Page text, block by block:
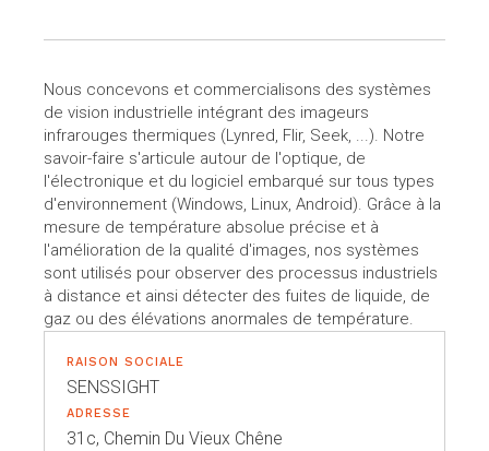
Nous concevons et commercialisons des systèmes
de vision industrielle intégrant des imageurs
infrarouges thermiques (Lynred, Flir, Seek, ...). Notre
savoir-faire s'articule autour de l'optique, de
l'électronique et du logiciel embarqué sur tous types
d'environnement (Windows, Linux, Android). Grâce à la
mesure de température absolue précise et à
l'amélioration de la qualité d'images, nos systèmes
sont utilisés pour observer des processus industriels
à distance et ainsi détecter des fuites de liquide, de
gaz ou des élévations anormales de température.
RAISON SOCIALE
SENSSIGHT
ADRESSE
31c, Chemin Du Vieux Chêne